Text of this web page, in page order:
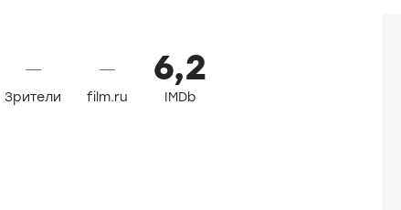
—
Зрители
—
film.ru
6,2
IMDb